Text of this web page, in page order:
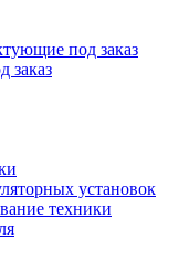
под заказ
заказ
установок
техники